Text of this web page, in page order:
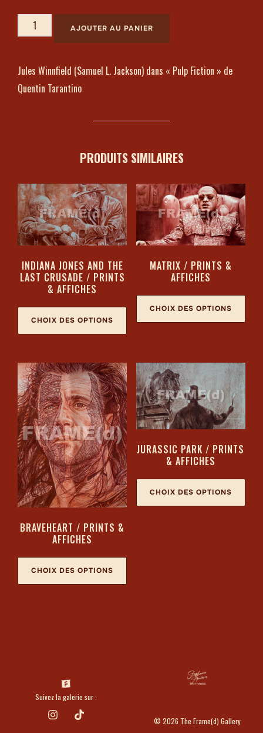
AJOUTER AU PANIER
Jules Winnfield (Samuel L. Jackson) dans « Pulp Fiction » de
Quentin Tarantino
PRODUITS SIMILAIRES
INDIANA JONES AND THE
LAST CRUSADE / PRINTS
& AFFICHES
CHOIX DES OPTIONS
MATRIX / PRINTS &
AFFICHES
CHOIX DES OPTIONS
BRAVEHEART / PRINTS &
AFFICHES
CHOIX DES OPTIONS
JURASSIC PARK / PRINTS
& AFFICHES
CHOIX DES OPTIONS
Suivez la galerie sur :
© 2026 The Frame(d) Gallery